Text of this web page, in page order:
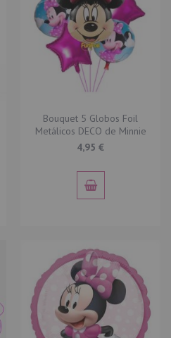
Bouquet 5 Globos Foil
Metálicos DECO de Minnie
4,95 €